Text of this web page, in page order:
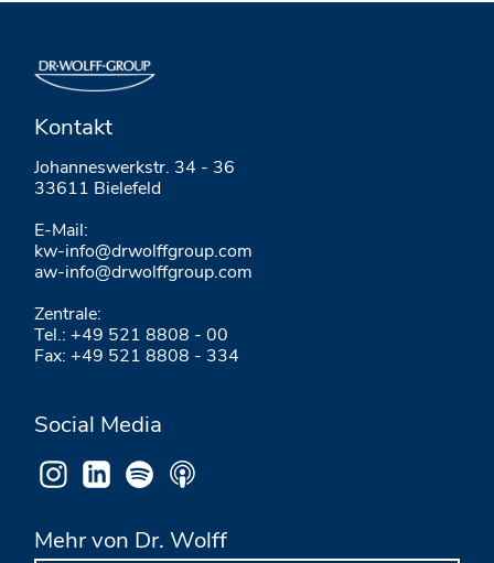
Kontakt
Johanneswerkstr. 34 - 36
33611 Bielefeld
E-Mail:
kw-info@drwolffgroup.com
aw-info@drwolffgroup.com
Zentrale:
Tel.: +49 521 8808 - 00
Fax: +49 521 8808 - 334
Social Media
Mehr von Dr. Wolff